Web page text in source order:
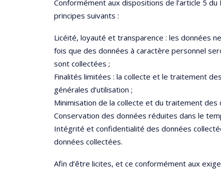
Conformément aux dispositions de l’article 5
principes suivants :
Licéité, loyauté et transparence : les données
fois que des données à caractère personnel
sont collectées ;
Finalités limitées : la collecte et le traitement
générales d’utilisation ;
Minimisation de la collecte et du traitement
Conservation des données réduites dans le
Intégrité et confidentialité des données
données collectées.
Afin d’être licites, et ce conformément aux